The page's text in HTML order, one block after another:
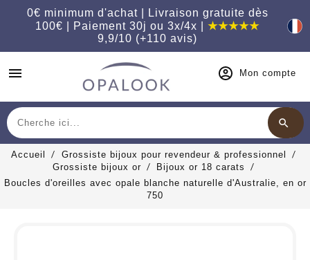
0€ minimum d'achat | Livraison gratuite dès
100€ | Paiement 30j ou 3x/4x |★★★★★
9,9/10 (+110 avis)
menu Mon compte
search
Accueil
Grossiste bijoux pour revendeur & professionnel
Grossiste bijoux or
Bijoux or 18 carats
Boucles d'oreilles avec opale blanche naturelle d'Australie, en or
750